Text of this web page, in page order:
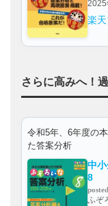
楽
さらに高みへ！
令和5年、6年度の
た答案分析
中
8
ふぞ